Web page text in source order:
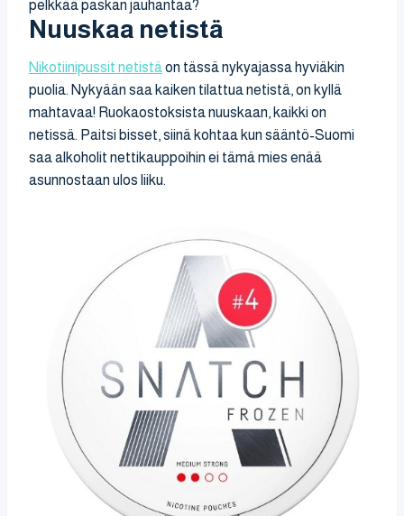
pelkkää paskan jauhantaa?
Nuuskaa netistä
Nikotiinipussit netistäon tässä nykyajassa hyviäkin
puolia. Nykyään saa kaiken tilattua netistä, on kyllä
mahtavaa! Ruokaostoksista nuuskaan, kaikki on
netissä. Paitsi bisset, siinä kohtaa kun sääntö-Suomi
saa alkoholit nettikauppoihin ei tämä mies enää
asunnostaan ulos liiku.